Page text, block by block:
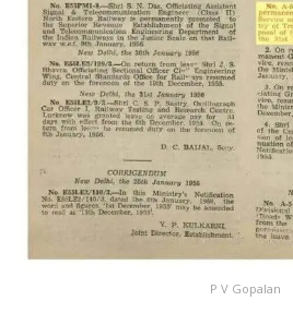
P V Gopalan